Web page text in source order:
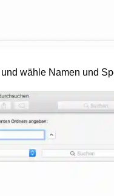
und wähle Namen und